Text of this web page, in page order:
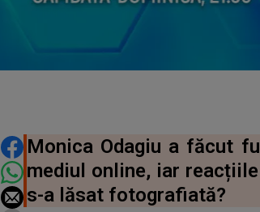
DISTRIBUIE ARTICOLUL
Monica Odagiu a făcut
mediul online, iar
s-a lăsat fotografiată?